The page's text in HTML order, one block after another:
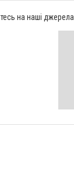
на наші джерела